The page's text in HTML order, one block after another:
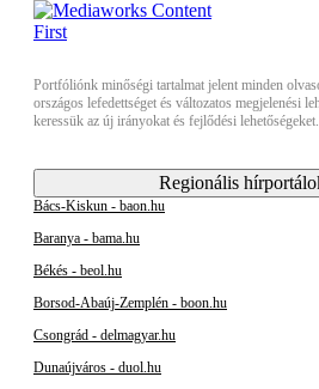
Portfóliónk minőségi tartalmat jelent minden
országos lefedettséget és változatos megjelenési
keressük az új irányokat és fejlődési
Regionális
Bács-Kiskun - baon.hu
Baranya - bama.hu
Békés - beol.hu
Borsod-Abaúj-Zemplén - boon.hu
Csongrád - delmagyar.hu
Dunaújváros - duol.hu